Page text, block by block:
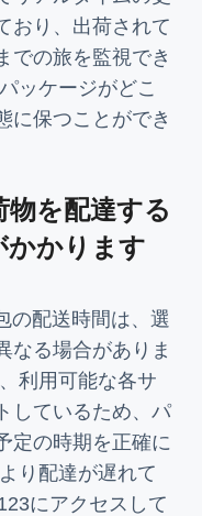
おり、出荷されて
での旅を監視でき
ッケージがどこ
に保つことができ
を配達する
かかります
の配送時間は、選
なる場合がありま
利用可能な各サ
しているため、パ
定の時期を正確に
り配達が遅れて
にアクセスして